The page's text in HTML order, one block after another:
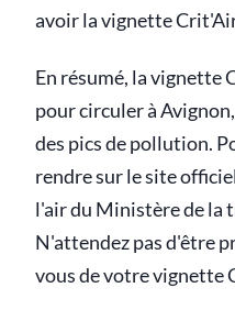
avoir la vignette
En résumé, la vignette
pour circuler à
des pics de pollution.
rendre sur le site
l'air du Ministère de la
N'attendez pas d'être
vous de votre vignette